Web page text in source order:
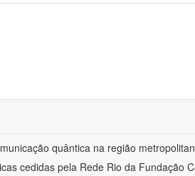
quântica na região
cedidas pela Rede Rio da Fundação